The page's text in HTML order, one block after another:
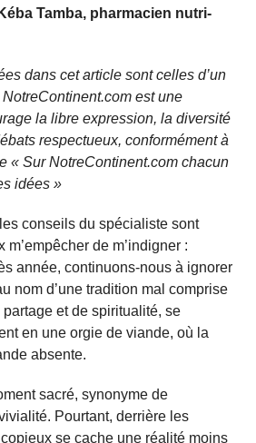
Tamba, pharmacien nutri-
dans cet article sont celles d’un
est une
la libre expression, la diversité
respectueux, conformément à
« Sur NotreContinent.com chacun
idées »
conseils du spécialiste sont
de m’indigner :
année, continuons-nous à ignorer
nom d’une tradition mal comprise
et de spiritualité, se
en une orgie de viande, où la
absente.
sacré, synonyme de
Pourtant, derrière les
se cache une réalité moins